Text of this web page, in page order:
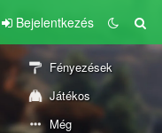
Bejelentkezés
Fényezések
Játékos
Még